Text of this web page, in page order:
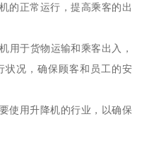
的正常运行，提高乘客的出
用于货物运输和乘客出入，
状况，确保顾客和员工的安
使用升降机的行业，以确保